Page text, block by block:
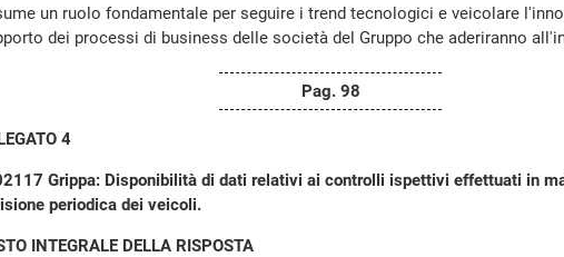
un ruolo fondamentale per seguire i trend tecnologici e veicolare
dei processi di business delle società del Gruppo che aderiranno
Pag. 98
4
Grippa: Disponibilità di dati relativi ai controlli ispettivi effettuati in
periodica dei veicoli.
INTEGRALE DELLA RISPOSTA